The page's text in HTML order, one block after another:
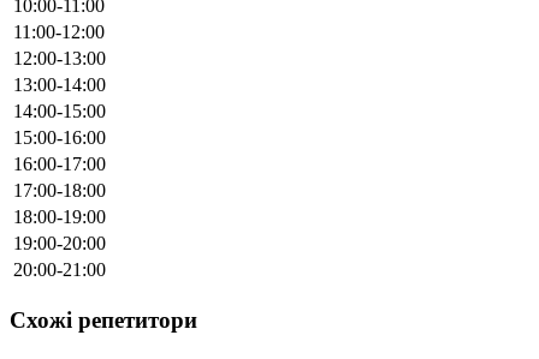
10:00-11:00
11:00-12:00
12:00-13:00
13:00-14:00
14:00-15:00
15:00-16:00
16:00-17:00
17:00-18:00
18:00-19:00
19:00-20:00
20:00-21:00
Схожі репетитори